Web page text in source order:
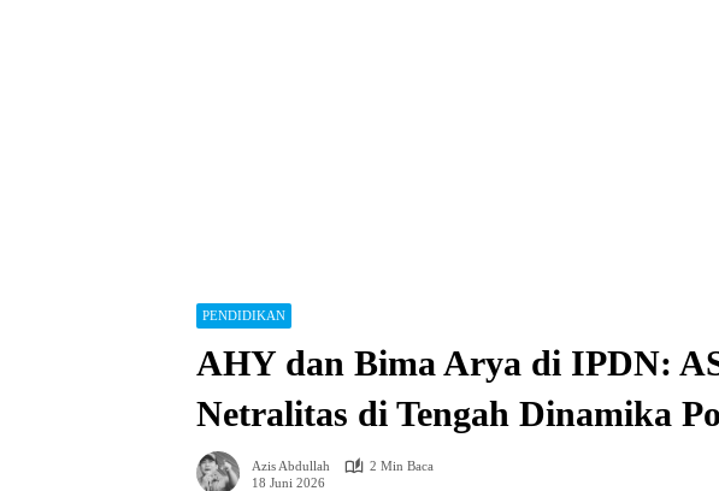
PENDIDIKAN
AHY dan Bima Arya di IPDN:
Netralitas di Tengah Dinamika
Azis Abdullah
2 Min Baca
18 Juni 2026